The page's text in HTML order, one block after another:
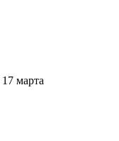
17 марта